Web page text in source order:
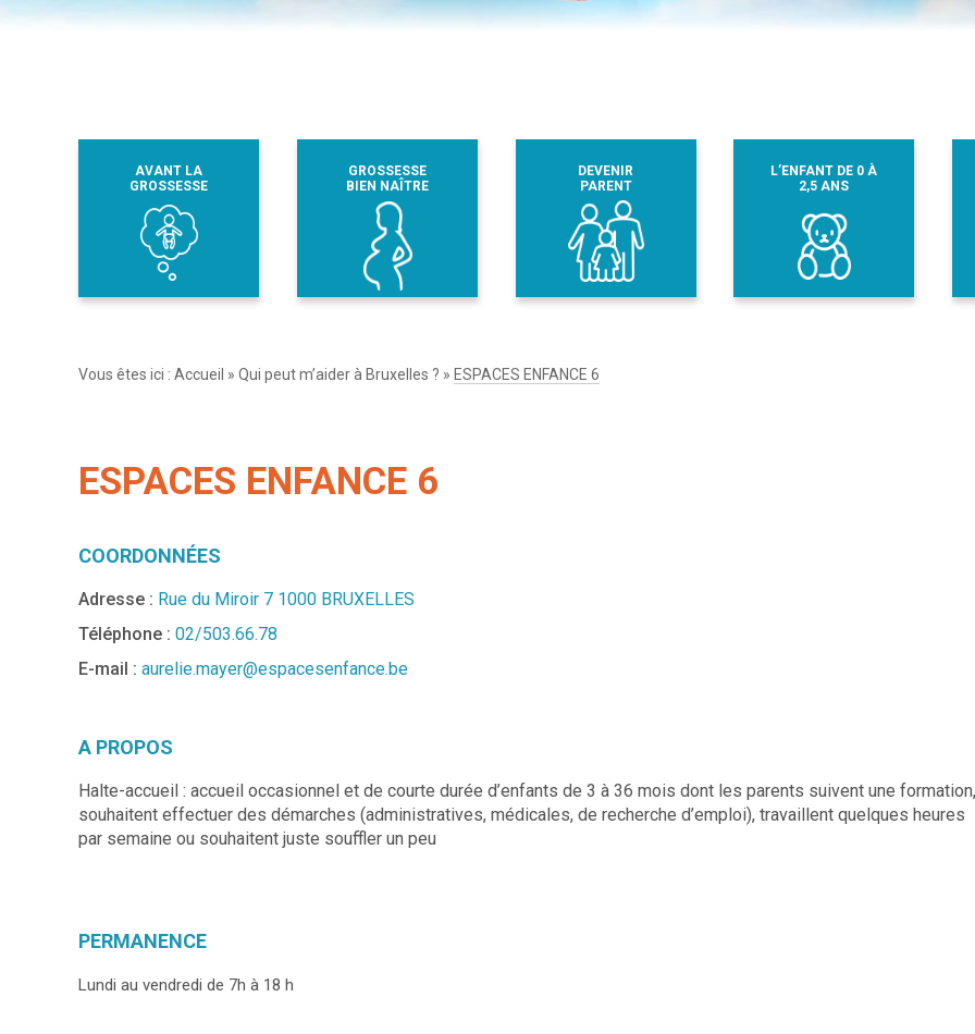
AVANT LA
GROSSESSE
GROSSESSE
BIEN NAÎTRE
DEVENIR
PARENT
L’ENFANT DE 0 À
2,5 ANS
Vous êtes ici : Accueil » Qui peut m’aider à Bruxelles ? » ESPACES ENFANCE 6
ESPACES ENFANCE 6
COORDONNÉES
Adresse : Rue du Miroir 7 1000 BRUXELLES
Téléphone : 02/503.66.78
E-mail : aurelie.mayer@espacesenfance.be
A PROPOS
Halte-accueil : accueil occasionnel et de courte durée d’enfants de 3 à 36 mois dont les parents suivent une formation,
souhaitent effectuer des démarches (administratives, médicales, de recherche d’emploi), travaillent quelques heures
par semaine ou souhaitent juste souffler un peu
PERMANENCE
Lundi au vendredi de 7h à 18 h